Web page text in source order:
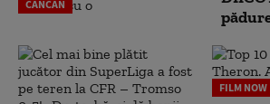
CANCAN
FILM NOW